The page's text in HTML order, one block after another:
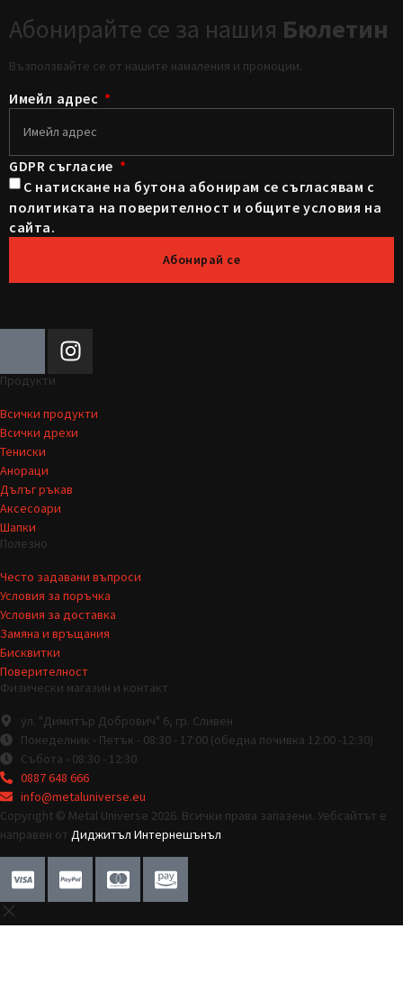
Абонирайте се за нашия Бюлетин
Възползвайте се от нашите намаления и промоции.
Имейл адрес
GDPR съгласие
С натискане на бутона абонирам се съгласявам с
политиката на поверителност и общите условия на
сайта.
Абонирай се
Продукти
Всички продукти
Всички дрехи
Тениски
Анораци
Дълъг ръкав
Аксесоари
Шапки
Полезно
Често задавани въпроси
Условия за поръчка
Условия за доставка
Замяна и връщания
Бисквитки
Поверителност
Физически магазин и контакт
ул. "Димитър Добрович" 6, гр. Сливен
Понеделник - Петък - 08:30 - 17:00 (обедна почивка 12:00 -12:30)
Събота - 08:30 - 12:30
0887 648 666
info@metaluniverse.eu
Copyright © Metal Universe 2026. Всички права запазени. Уебсайтът е
направен от Диджитъл Интернешънъл.